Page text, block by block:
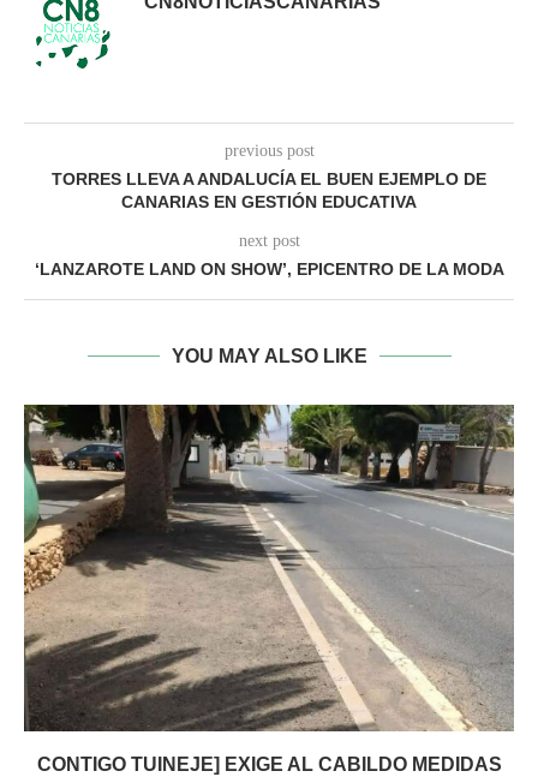
previous post
TORRES LLEVA A ANDALUCÍA EL BUEN EJEMPLO DE
CANARIAS EN GESTIÓN EDUCATIVA
next post
‘LANZAROTE LAND ON SHOW’, EPICENTRO DE LA MODA
YOU MAY ALSO LIKE
CONTIGO TUINEJE] EXIGE AL CABILDO MEDIDAS